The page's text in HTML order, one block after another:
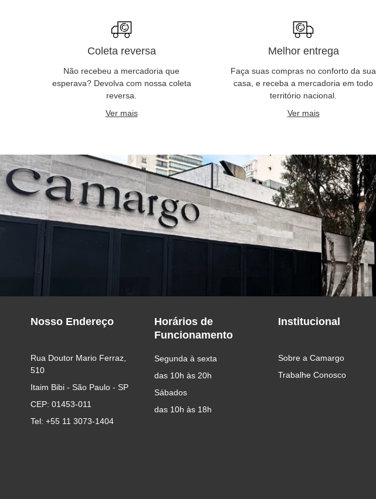
Coleta reversa
Não recebeu a mercadoria que
esperava? Devolva com nossa coleta
reversa.
Ver mais
Melhor entrega
Faça suas compras no conforto da sua
casa, e receba a mercadoria em todo
território nacional.
Ver mais
Nosso Endereço
Rua Doutor Mario Ferraz,
510
Itaim Bibi - São Paulo - SP
CEP: 01453-011
Tel: +55 11 3073-1404
Horários de
Funcionamento
Segunda à sexta
das 10h às 20h
Sábados
das 10h às 18h
Institucional
Sobre a Camargo
Trabalhe Conosco